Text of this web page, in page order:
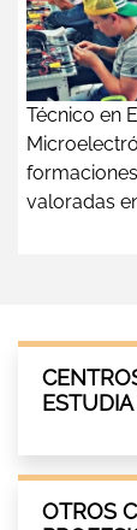
Técnico en
valoradas
OTROS